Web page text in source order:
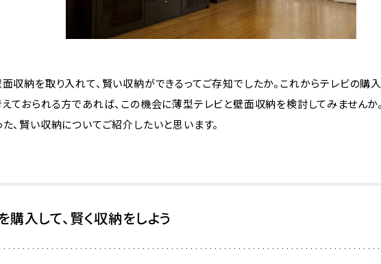
収納を取り入れて、賢い収納ができるってご存知でしたか。これからテレビの購
ておられる方であれば、この機会に薄型テレビと壁面収納を検討してみませんか
、賢い収納についてご紹介したいと思います。
購入して、賢く収納をしよう